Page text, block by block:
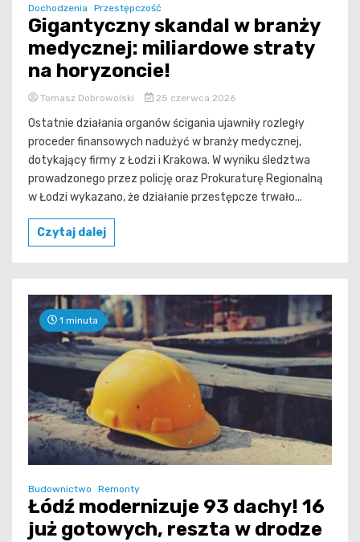
Dochodzenia Przestępczość
Gigantyczny skandal w branży
medycznej: miliardowe straty
na horyzoncie!
Tomasz Dobrowolski 25 czerwca 2026
Ostatnie działania organów ścigania ujawniły rozległy
proceder finansowych nadużyć w branży medycznej,
dotykający firmy z Łodzi i Krakowa. W wyniku śledztwa
prowadzonego przez policję oraz Prokuraturę Regionalną
w Łodzi wykazano, że działanie przestępcze trwało...
Czytaj dalej
1 minuta
Budownictwo Remonty
Łódź modernizuje 93 dachy! 16
już gotowych, reszta w drodze